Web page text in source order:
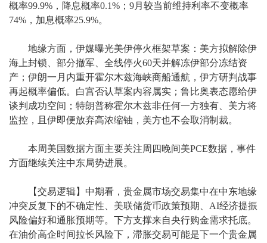
概率99.9%，降息概率0.1%；9月较当前维持利率不变概率
74%，加息概率25.9%。
地缘方面，伊媒曝光美伊停火框架草案：美方拟解除伊
海上封锁、部分撤军、全线停火60天并解冻伊部分冻结资
产；伊朗一月内重开霍尔木兹海峡商船通航，伊方研判战事
再起概率偏低。白宫否认草案内容属实；鲁比奥表态愿给伊
谈判成功空间；特朗普称霍尔木兹非任何一方独有、美方将
监控，且伊即便放弃高浓缩铀，美方也不会取消制裁。
本周美国数据方面主要关注周四晚间美PCE数据，事件
方面继续关注中东局势进展。
【交易逻辑】中期看，贵金属市场交易集中在中东地缘
冲突反复下的不确定性、美联储货币政策预期、AI经济提振
风险偏好和通胀预期等。下方支撑来自央行购金需求托底。
在油价高企时间拉长风险下，滞胀交易可能是下一个贵金属